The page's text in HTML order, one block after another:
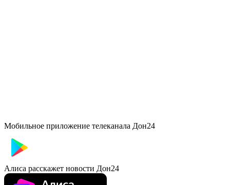
Мобильное приложение телеканала Дон24
Алиса расскажет новости Дон24